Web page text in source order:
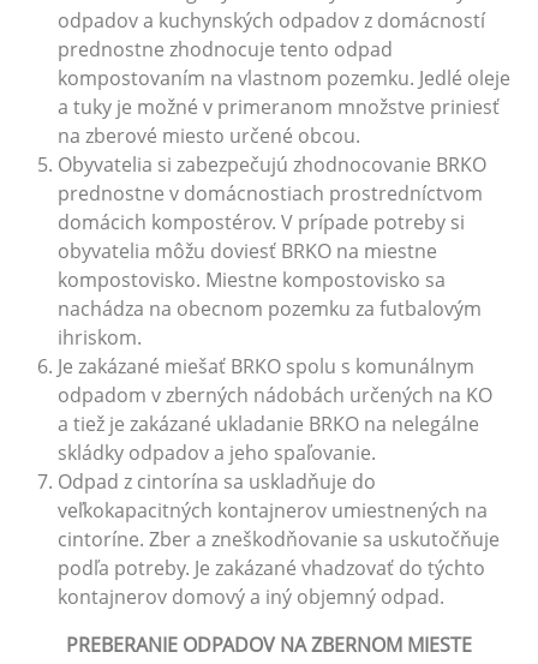
odpadov a kuchynských odpadov z domácností
prednostne zhodnocuje tento odpad
kompostovaním na vlastnom pozemku. Jedlé oleje
a tuky je možné v primeranom množstve priniesť
na zberové miesto určené obcou.
Obyvatelia si zabezpečujú zhodnocovanie BRKO
prednostne v domácnostiach prostredníctvom
domácich kompostérov. V prípade potreby si
obyvatelia môžu doviesť BRKO na miestne
kompostovisko. Miestne kompostovisko sa
nachádza na obecnom pozemku za futbalovým
ihriskom.
Je zakázané miešať BRKO spolu s komunálnym
odpadom v zberných nádobách určených na KO
a tiež je zakázané ukladanie BRKO na nelegálne
skládky odpadov a jeho spaľovanie.
Odpad z cintorína sa uskladňuje do
veľkokapacitných kontajnerov umiestnených na
cintoríne. Zber a zneškodňovanie sa uskutočňuje
podľa potreby. Je zakázané vhadzovať do týchto
kontajnerov domový a iný objemný odpad.
PREBERANIE ODPADOV NA ZBERNOM MIESTE